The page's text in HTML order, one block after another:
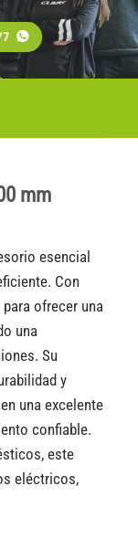
7
mm
esencial
Con
ofrecer una
una
Su
y
una excelente
confiable.
este
eléctricos,